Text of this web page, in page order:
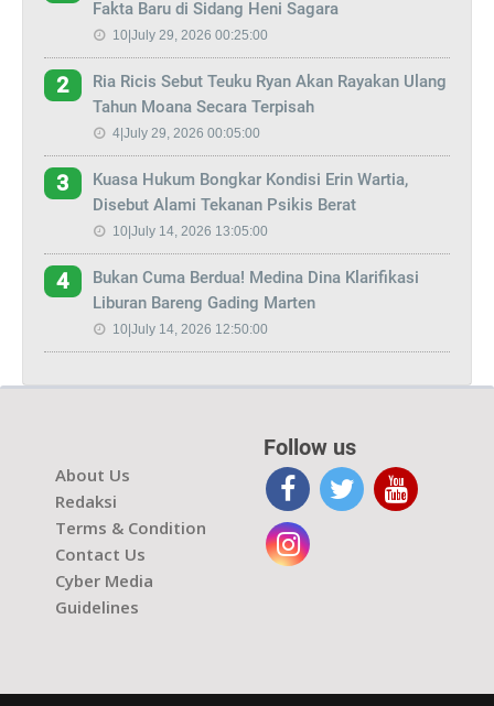
Fakta Baru di Sidang Heni Sagara
10|July 29, 2026 00:25:00
2
Ria Ricis Sebut Teuku Ryan Akan Rayakan Ulang
Tahun Moana Secara Terpisah
4|July 29, 2026 00:05:00
3
Kuasa Hukum Bongkar Kondisi Erin Wartia,
Disebut Alami Tekanan Psikis Berat
10|July 14, 2026 13:05:00
4
Bukan Cuma Berdua! Medina Dina Klarifikasi
Liburan Bareng Gading Marten
10|July 14, 2026 12:50:00
About Us
Redaksi
Terms & Condition
Contact Us
Cyber Media
Guidelines
Follow us